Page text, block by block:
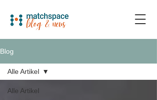
Blog
Alle Artikel
Alle Artikel